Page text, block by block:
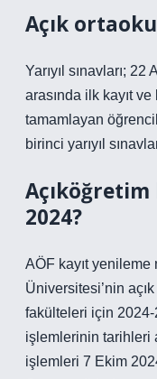
Açık
Yarıyıl sınavları;
arasında ilk kayıt
tamamlayan
birinci yarıyıl
Açıköğretim
2024?
AÖF kayıt yenileme
Üniversitesi’nin
fakülteleri için
işlemlerinin tarihleri
işlemleri 7 Ekim